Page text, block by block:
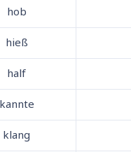
hob
hieß
half
kannte
klang